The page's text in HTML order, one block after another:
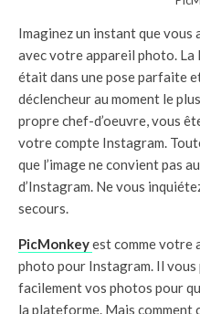
Imaginez un instant que
avec votre appareil photo.
était dans une pose parfaite
déclencheur au moment le
propre chef-d’oeuvre, vous
votre compte Instagram.
que l’image ne convient pas
d’Instagram. Ne vous
secours.
PicMonkeyest comme votre
photo pour Instagram. Il
facilement vos photos pour
la plateforme. Mais